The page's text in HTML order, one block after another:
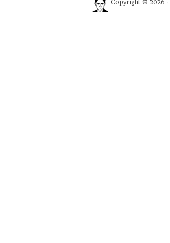
Copyright © 2026